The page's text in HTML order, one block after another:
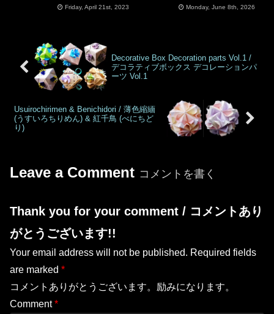
Friday, April 21st, 2023 Monday, June 8th, 2026
Decorative Box Decoration parts Vol.1 /
デコラティブボックス デコレーションパ
ーツ Vol.1
Usuirochirimen & Benichidori / 薄色縮緬
(うすいろちりめん) & 紅千鳥 (べにちど
り)
Leave a Comment コメントを書く
Thank you for your comment / コメントあり
がとうございます!!
Your email address will not be published. Required fields
are marked *
コメントありがとうございます。励みになります。
Comment*